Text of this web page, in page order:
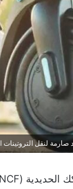
لنقل التروتينات